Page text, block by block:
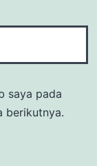
saya pada
berikutnya.